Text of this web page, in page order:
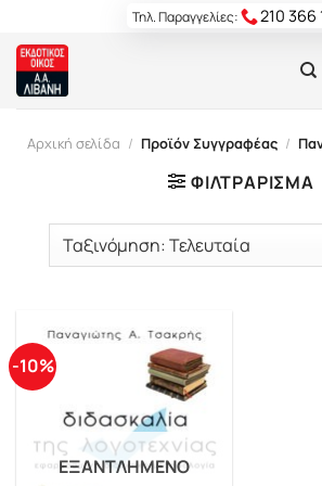
content
Τηλ. Παραγγελίες: 210 366
Αρχική σελίδα / Προϊόν Συγγραφέας /
ΦΙΛΤΡΆΡΙΣΜΑ
-10%
ΕΞΑΝΤΛΗΜΈΝΟ